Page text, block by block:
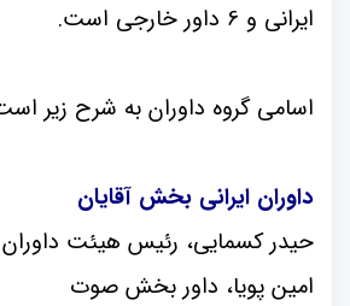
ایرانی و 6 داور خارجی است.
اسامی گروه داوران به شرح زیر
داوران ایرانی بخش آقایان
حیدر کسمایی، رئیس هیئت داوران
امین پویا، داور بخش صوت